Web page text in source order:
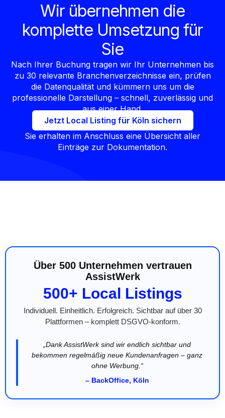
Wir übernehmen die
komplette Umsetzung für
Sie
Nach Ihrer Buchung tragen wir Ihr Unternehmen bis
zu 30 relevante Branchenverzeichnisse ein, prüfen
die Datenqualität und kümmern uns um die
professionelle Darstellung – schnell, zuverlässig und
aus einer Hand.
Jetzt Local Listing für Köln sichern
Sie erhalten im Anschluss eine Übersicht aller
Einträge zur Dokumentation.
Über 500 Unternehmen vertrauen
AssistWerk
500+ Local Listings
Individuell. Einheitlich. Erfolgreich. Sichtbar auf über 30
Plattformen – komplett DSGVO-konform.
„Dank AssistWerk sind wir endlich sichtbar und
bekommen regelmäßig neue Kundenanfragen – ganz
ohne Werbung.“
– BackOffice, Köln